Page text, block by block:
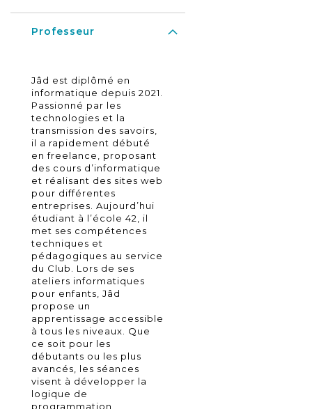
Professeur
Jâd est diplômé en
informatique depuis 2021.
Passionné par les
technologies et la
transmission des savoirs,
il a rapidement débuté
en freelance, proposant
des cours d’informatique
et réalisant des sites web
pour différentes
entreprises. Aujourd’hui
étudiant à l’école 42, il
met ses compétences
techniques et
pédagogiques au service
du Club. Lors de ses
ateliers informatiques
pour enfants, Jâd
propose un
apprentissage accessible
à tous les niveaux. Que
ce soit pour les
débutants ou les plus
avancés, les séances
visent à développer la
logique de
programmation,